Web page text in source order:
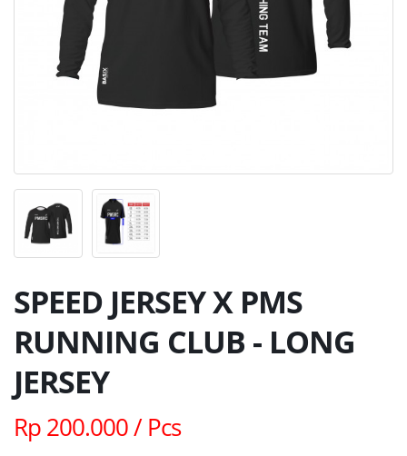
SPEED JERSEY X PMS
RUNNING CLUB - LONG
JERSEY
Rp 200.000 / Pcs